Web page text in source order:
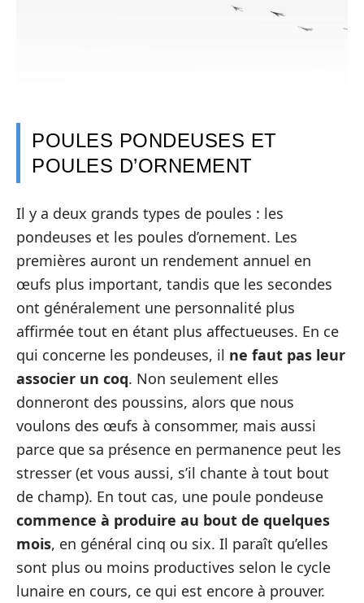
POULES PONDEUSES ET
POULES D’ORNEMENT
Il y a deux grands types de poules : les
pondeuses et les poules d’ornement. Les
premières auront un rendement annuel en
œufs plus important, tandis que les secondes
ont généralement une personnalité plus
affirmée tout en étant plus affectueuses. En ce
qui concerne les pondeuses, il ne faut pas leur
associer un coq. Non seulement elles
donneront des poussins, alors que nous
voulons des œufs à consommer, mais aussi
parce que sa présence en permanence peut les
stresser (et vous aussi, s’il chante à tout bout
de champ). En tout cas, une poule pondeuse
commence à produire au bout de quelques
mois, en général cinq ou six. Il paraît qu’elles
sont plus ou moins productives selon le cycle
lunaire en cours, ce qui est encore à prouver.